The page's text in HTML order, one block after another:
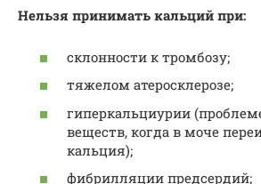
Нельзя принимать кальций при:
склонности к тромбозу;
тяжелом атеросклерозе;
гиперкальциурии
веществ, когда в моче
кальция);
фибрилляции предсердий;